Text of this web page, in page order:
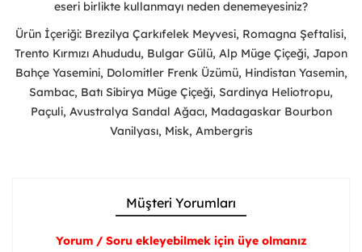
eseri birlikte kullanmayı neden denemeyesiniz?
Ürün İçeriği: Brezilya Çarkıfelek Meyvesi, Romagna Şeftalisi,
Trento Kırmızı Ahududu, Bulgar Gülü, Alp Müge Çiçeği, Japon
Bahçe Yasemini, Dolomitler Frenk Üzümü, Hindistan Yasemin,
Sambac, Batı Sibirya Müge Çiçeği, Sardinya Heliotropu,
Paçuli, Avustralya Sandal Ağacı, Madagaskar Bourbon
Vanilyası, Misk, Ambergris
Müşteri Yorumları
Yorum / Soru ekleyebilmek için üye olmanız